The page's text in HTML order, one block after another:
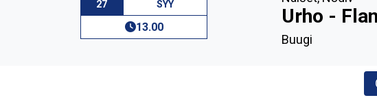
27 SYY
13.00 Urho -
Buugi